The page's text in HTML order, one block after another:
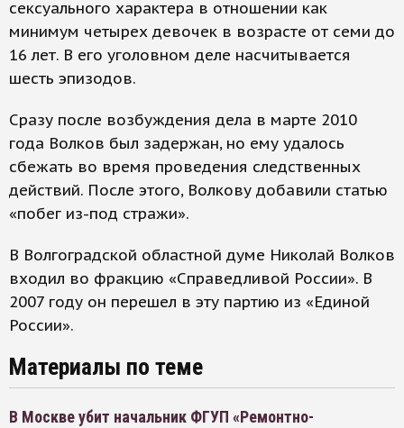
сексуального характера в отношении как
минимум четырех девочек в возрасте от семи до
16 лет. В его уголовном деле насчитывается
шесть эпизодов.
Сразу после возбуждения дела в марте 2010
года Волков был задержан, но ему удалось
сбежать во время проведения следственных
действий. После этого, Волкову добавили статью
«побег из-под стражи».
В Волгоградской областной думе Николай Волков
входил во фракцию «Справедливой России». В
2007 году он перешел в эту партию из «Единой
России».
Материалы по теме
В Москве убит начальник ФГУП «Ремонтно-